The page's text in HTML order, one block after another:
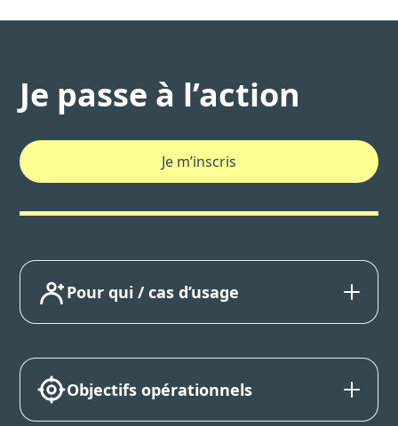
Je passe à l’action
Je m’inscris
Pour qui / cas d’usage
Objectifs opérationnels